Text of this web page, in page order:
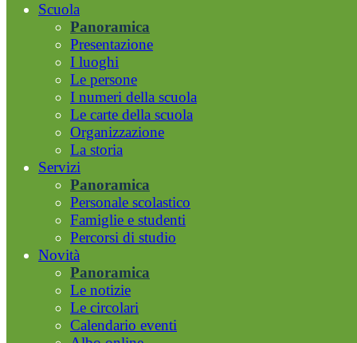
Scuola
Panoramica
Presentazione
I luoghi
Le persone
I numeri della scuola
Le carte della scuola
Organizzazione
La storia
Servizi
Panoramica
Personale scolastico
Famiglie e studenti
Percorsi di studio
Novità
Panoramica
Le notizie
Le circolari
Calendario eventi